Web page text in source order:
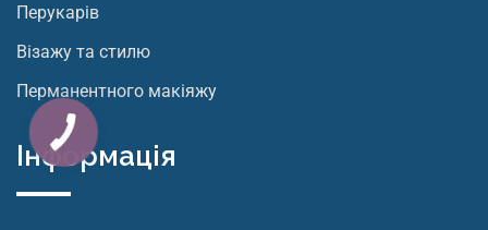
Перукарів
Візажу та стилю
Перманентного макіяжу
Інформація